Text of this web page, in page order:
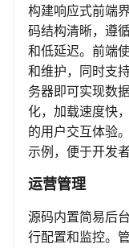
构建响应式前端
码结构清晰，遵
和低延迟。前端
和维护，同时支
务器即可实现数
化，加载速度快
的用户交互体验
示例，便于开发
运营管理
源码内置简易后
行配置和监控。